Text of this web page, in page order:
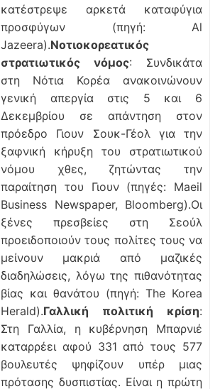
κατέστρεψε αρκετά καταφύγια
προσφύγων (πηγή: Al
Jazeera).Νοτιοκορεατικός
στρατιωτικός νόμος: Συνδικάτα
στη Νότια Κορέα ανακοινώνουν
γενική απεργία στις 5 και 6
Δεκεμβρίου σε απάντηση στον
πρόεδρο Γιουν Σουκ-Γέολ για την
ξαφνική κήρυξη του στρατιωτικού
νόμου χθες, ζητώντας την
παραίτηση του Γιουν (πηγές: Maeil
Business Newspaper, Bloomberg).Οι
ξένες πρεσβείες στη Σεούλ
προειδοποιούν τους πολίτες τους να
μείνουν μακριά από μαζικές
διαδηλώσεις, λόγω της πιθανότητας
βίας και θανάτου (πηγή: The Korea
Herald).Γαλλική πολιτική κρίση:
Στη Γαλλία, η κυβέρνηση Μπαρνιέ
καταρρέει αφού 331 από τους 577
βουλευτές ψηφίζουν υπέρ μιας
πρότασης δυσπιστίας. Είναι η πρώτη